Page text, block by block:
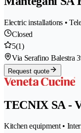
Electric installations •
Closed
5(1)
Via Serafino Balestra
Request quote
TECNIX SA -
Kitchen equipment •